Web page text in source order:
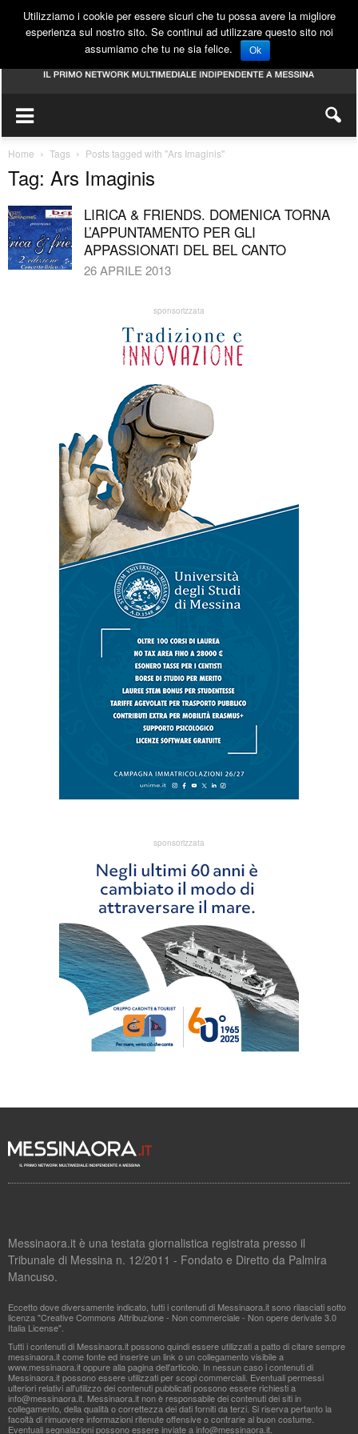
Home Tags Posts tagged with "Ars Imaginis"
Tag: Ars Imaginis
LIRICA & FRIENDS. DOMENICA TORNA
L’APPUNTAMENTO PER GLI
APPASSIONATI DEL BEL CANTO
26 APRILE 2013
sponsorizzata
sponsorizzata
Messinaora.it è una testata giornalistica registrata presso il
Tribunale di Messina n. 12/2011 - Fondato e Diretto da Palmira
Mancuso.
Eccetto dove diversamente indicato, tutti i contenuti di Messinaora.it sono rilasciati sotto
licenza "Creative Commons Attribuzione - Non commerciale - Non opere derivate 3.0
Italia License".
Tutti i contenuti di Messinaora.it possono quindi essere utilizzati a patto di citare sempre
messinaora.it come fonte ed inserire un link o un collegamento visibile a
www.messinaora.it oppure alla pagina dell'articolo. In nessun caso i contenuti di
Messinaora.it possono essere utilizzati per scopi commerciali. Eventuali permessi
ulteriori relativi all'utilizzo dei contenuti pubblicati possono essere richiesti a
info@messinaora.it . Messinaora.it non è responsabile dei contenuti dei siti in
collegamento, della qualità o correttezza dei dati forniti da terzi. Si riserva pertanto la
facoltà di rimuovere informazioni ritenute offensive o contrarie al buon costume.
Eventuali segnalazioni possono essere inviate ainfo@messinaora.it
Utilizziamo i cookie per essere sicuri che tu possa avere la migliore
esperienza sul nostro sito. Se continui ad utilizzare questo sito noi
assumiamo che tu ne sia felice.
Ok